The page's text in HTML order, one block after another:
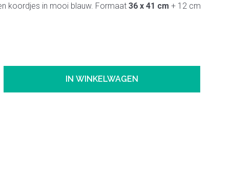
koordjes in mooi blauw. Formaat 36 x 41 cm + 12 cm
IN WINKELWAGEN